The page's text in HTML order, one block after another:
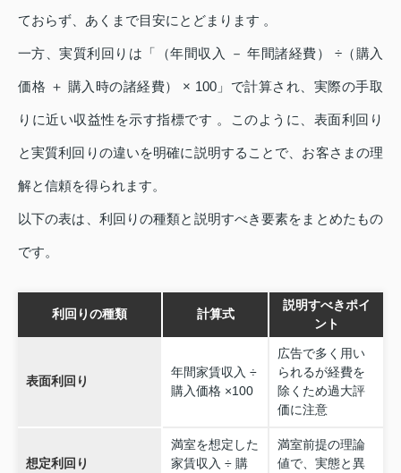
ておらず、あくまで目安にとどまります 。
一方、実質利回りは「（年間収入 － 年間諸経費） ÷（購入
価格 ＋ 購入時の諸経費） × 100」で計算され、実際の手取
りに近い収益性を示す指標です 。このように、表面利回り
と実質利回りの違いを明確に説明することで、お客さまの理
解と信頼を得られます。
以下の表は、利回りの種類と説明すべき要素をまとめたもの
です。
利回りの種類 計算式
説明すべきポイ
ント
表面利回り
年間家賃収入 ÷
購入価格 ×100
広告で多く用い
られるが経費を
除くため過大評
価に注意
想定利回り
満室を想定した
家賃収入 ÷ 購
満室前提の理論
値で、実態と異